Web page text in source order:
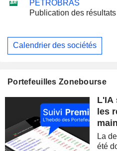
PETROBRAS
Publication des
Calendrier des sociétés
Portefeuilles Zonebourse
L'IA
les
main
La
été